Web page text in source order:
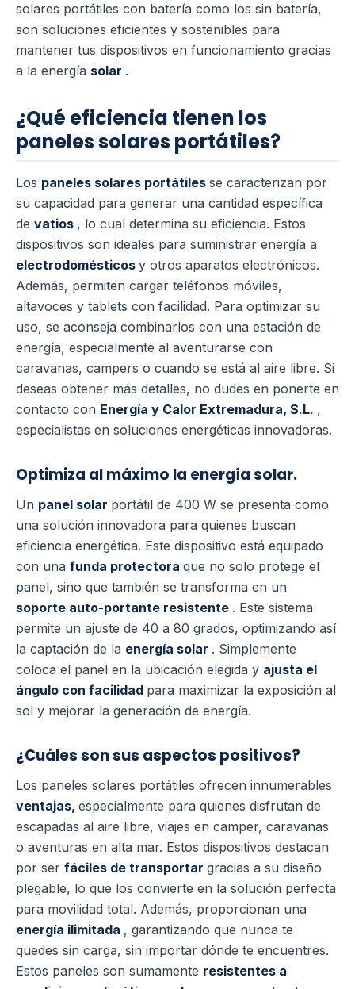
solares portátiles con batería como los sin batería,
son soluciones eficientes y sostenibles para
mantener tus dispositivos en funcionamiento gracias
a la energía solar .
¿Qué eficiencia tienen los
paneles solares portátiles?
Los paneles solares portátiles se caracterizan por
su capacidad para generar una cantidad específica
de vatios , lo cual determina su eficiencia. Estos
dispositivos son ideales para suministrar energía a
electrodomésticos y otros aparatos electrónicos.
Además, permiten cargar teléfonos móviles,
altavoces y tablets con facilidad. Para optimizar su
uso, se aconseja combinarlos con una estación de
energía, especialmente al aventurarse con
caravanas, campers o cuando se está al aire libre. Si
deseas obtener más detalles, no dudes en ponerte en
contacto con Energía y Calor Extremadura, S.L. ,
especialistas en soluciones energéticas innovadoras.
Optimiza al máximo la energía solar.
Un panel solar portátil de 400 W se presenta como
una solución innovadora para quienes buscan
eficiencia energética. Este dispositivo está equipado
con una funda protectora que no solo protege el
panel, sino que también se transforma en un
soporte auto-portante resistente . Este sistema
permite un ajuste de 40 a 80 grados, optimizando así
la captación de la energía solar . Simplemente
coloca el panel en la ubicación elegida y ajusta el
ángulo con facilidad para maximizar la exposición al
sol y mejorar la generación de energía.
¿Cuáles son sus aspectos positivos?
Los paneles solares portátiles ofrecen innumerables
ventajas, especialmente para quienes disfrutan de
escapadas al aire libre, viajes en camper, caravanas
o aventuras en alta mar. Estos dispositivos destacan
por ser fáciles de transportar gracias a su diseño
plegable, lo que los convierte en la solución perfecta
para movilidad total. Además, proporcionan una
energía ilimitada , garantizando que nunca te
quedes sin carga, sin importar dónde te encuentres.
Estos paneles son sumamente resistentes a